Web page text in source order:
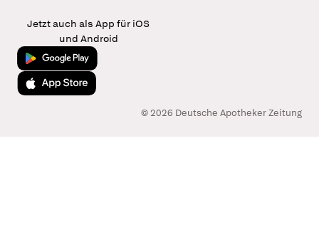
Jetzt auch als App für iOS
und Android
Jetzt bei Google Play
Laden im App Store
© 2026 Deutsche Apotheker Zeitung